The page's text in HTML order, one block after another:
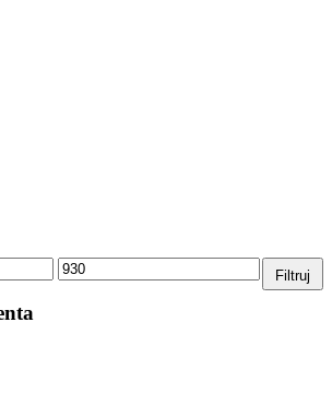
Cena
maks.
Filtruj